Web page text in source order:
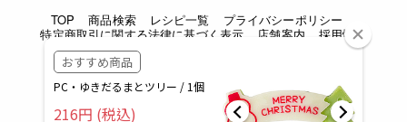
TOP 商品検索 レシピ一覧
プライバシーポリシー
特定商取引に関する法律に基づく表示
店舗案内 採用情報
Copyright © TOMIZAWA SHOUTEN All rights reserved.